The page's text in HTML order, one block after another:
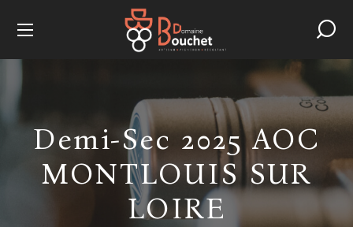
Demi-Sec 2025 AOC
MONTLOUIS SUR
LOIRE